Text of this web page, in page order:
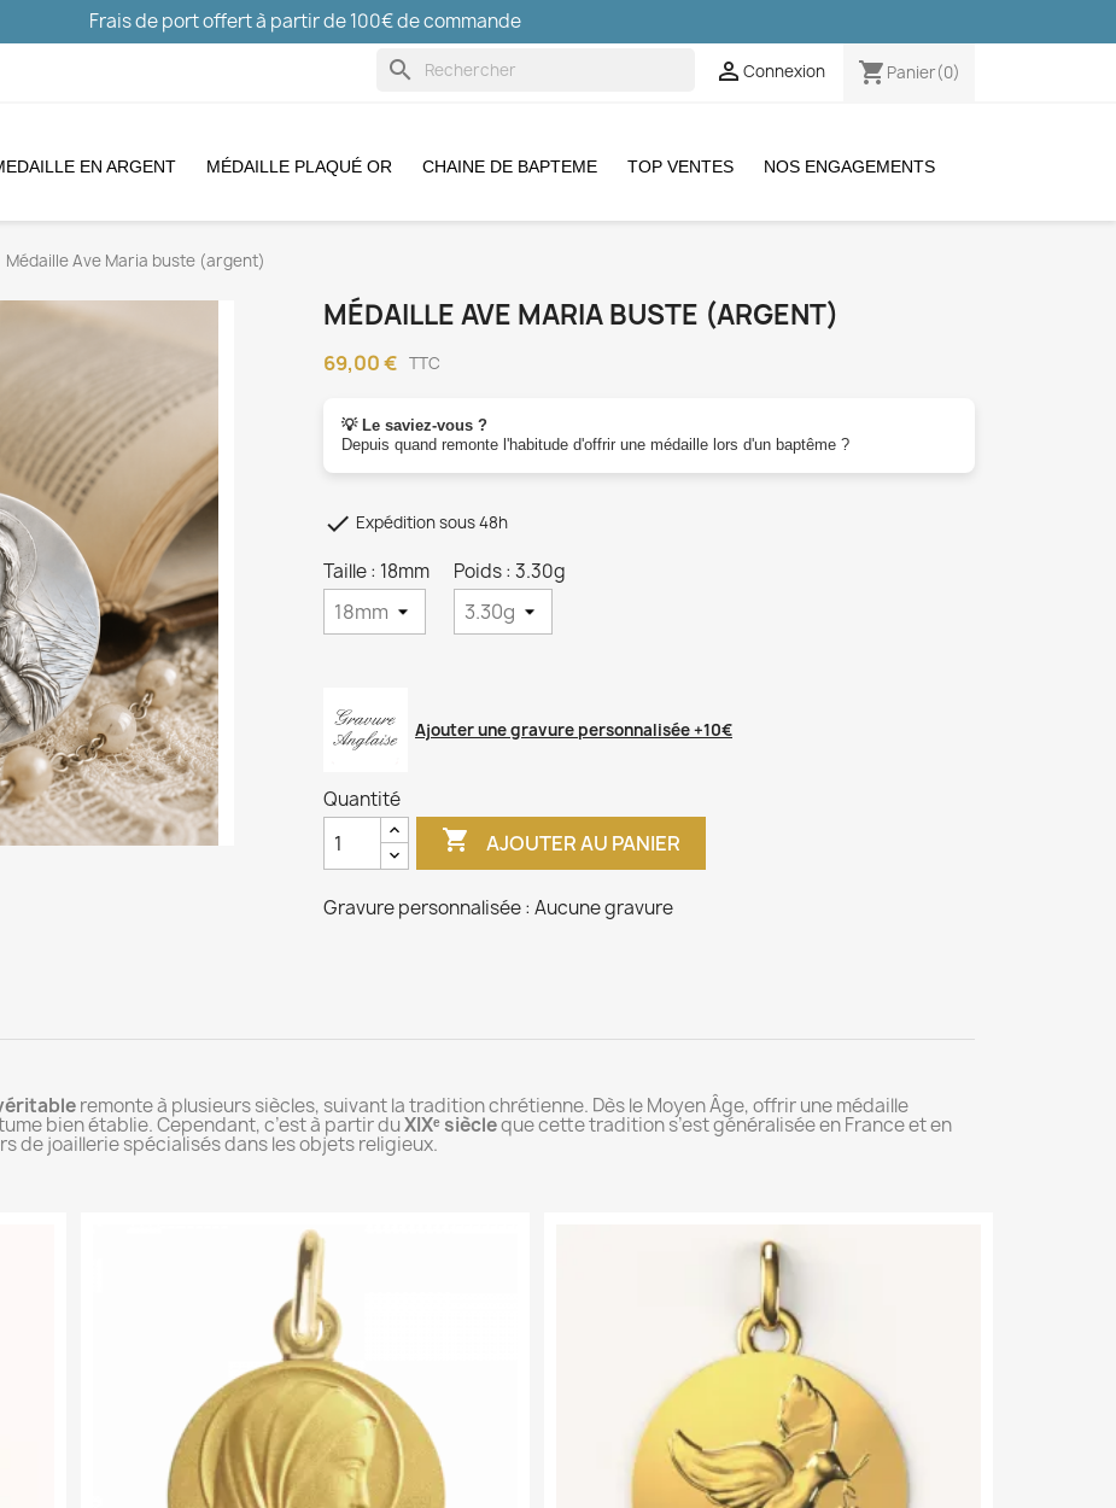
Frais de port offert à partir de 100€ de commande
search  Connexion shopping_cart Panier(0)
EN ARGENT MÉDAILLE PLAQUÉ OR CHAINE DE BAPTEME TOP VENTES NOS ENGAGEMENTS
Médaille Ave Maria buste (argent)
MÉDAILLE AVE MARIA BUSTE (ARGENT)
69,00 € TTC
💡 Le saviez-vous ?
Depuis quand remonte l'habitude d'offrir une médaille lors d'un baptême ?
 Expédition sous 48h
Taille : 18mm Poids : 3.30g
Ajouter une gravure personnalisée +10€
Quantité
 AJOUTER AU PANIER
Gravure personnalisée : Aucune gravure
remonte à plusieurs siècles, suivant la tradition chrétienne. Dès le Moyen Âge, offrir une médaille
bien établie. Cependant, c’est à partir duXIXᵉ siècleque cette tradition s’est généralisée en France et en
de joaillerie spécialisés dans les objets religieux.